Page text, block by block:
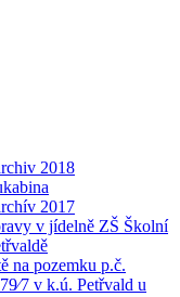
2018
2017
v jídelně ZŠ Školní
na pozemku p.č.
v k.ú. Petřvald u